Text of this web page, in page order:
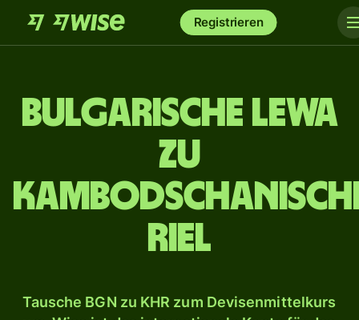
Registrieren
Bulgarische Lewa
zu
Riel
Tausche BGN zu KHR zum Devisenmittelkurs